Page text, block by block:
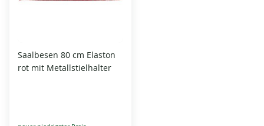
Saalbesen 80 cm Elaston
rot mit Metallstielhalter